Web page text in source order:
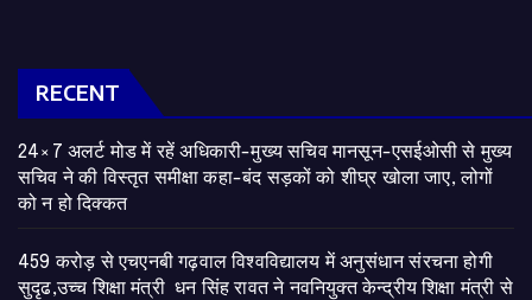
RECENT
24×7 अलर्ट मोड में रहें अधिकारी-मुख्य सचिव मानसून-एसईओसी से मुख्य
सचिव ने की विस्तृत समीक्षा कहा-बंद सड़कों को शीघ्र खोला जाए, लोगों
को न हो दिक्कत
459 करोड़ से एचएनबी गढ़वाल विश्वविद्यालय में अनुसंधान संरचना होगी
सुदृढ,उच्च शिक्षा मंत्री धन सिंह रावत ने नवनियुक्त केन्द्रीय शिक्षा मंत्री से